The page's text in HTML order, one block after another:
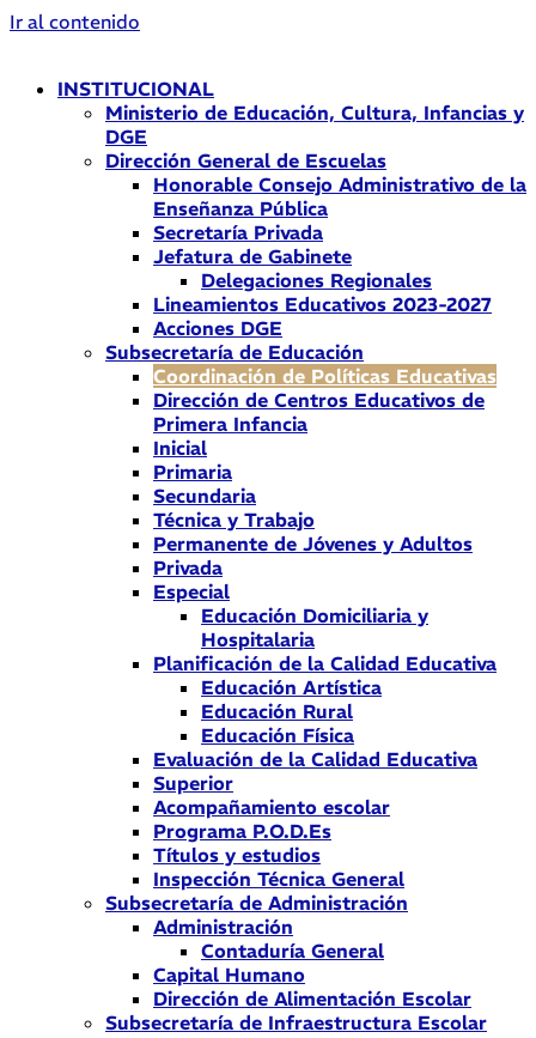
Ir al contenido
INSTITUCIONAL
Ministerio de Educación, Cultura, Infancias y
DGE
Dirección General de Escuelas
Honorable Consejo Administrativo de la
Enseñanza Pública
Secretaría Privada
Jefatura de Gabinete
Delegaciones Regionales
Lineamientos Educativos 2023-2027
Acciones DGE
Subsecretaría de Educación
Coordinación de Políticas Educativas
Dirección de Centros Educativos de
Primera Infancia
Inicial
Primaria
Secundaria
Técnica y Trabajo
Permanente de Jóvenes y Adultos
Privada
Especial
Educación Domiciliaria y
Hospitalaria
Planificación de la Calidad Educativa
Educación Artística
Educación Rural
Educación Física
Evaluación de la Calidad Educativa
Superior
Acompañamiento escolar
Programa P.O.D.Es
Títulos y estudios
Inspección Técnica General
Subsecretaría de Administración
Administración
Contaduría General
Capital Humano
Dirección de Alimentación Escolar
Subsecretaría de Infraestructura Escolar